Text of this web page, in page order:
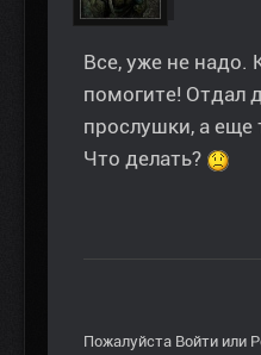
Все, уже не надо.
помогите! Отдал
прослушки, а еще
Что делать?
Пожалуйста Войти или